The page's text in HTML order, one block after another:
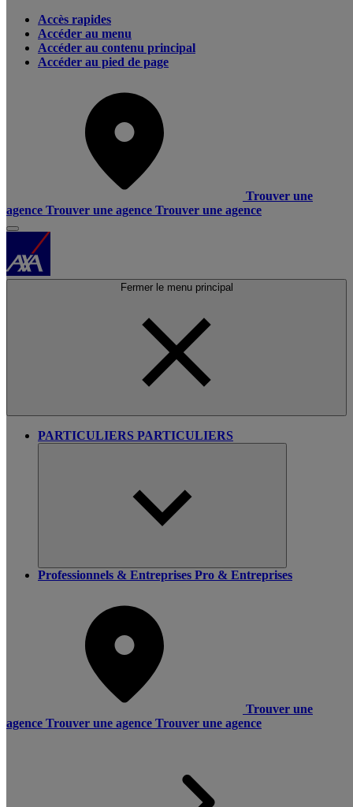
Accès rapides
Accéder au menu
Accéder au contenu principal
Accéder au pied de page
Trouver une
agence Trouver une agence Trouver une agence
Fermer le menu principal
PARTICULIERS PARTICULIERS
Professionnels & Entreprises Pro & Entreprises
Trouver une
agence Trouver une agence Trouver une agence